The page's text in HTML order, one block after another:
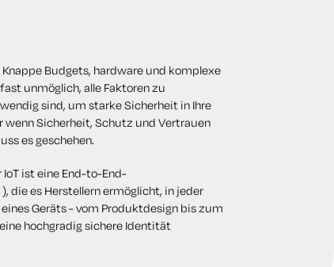
Knappe Budgets, hardware und komplexe
unmöglich, alle Faktoren zu
sind, um starke Sicherheit in Ihre
wenn Sicherheit, Schutz und Vertrauen
es geschehen.
ist eine End-to-End-
die es Herstellern ermöglicht, in jeder
Geräts - vom Produktdesign bis zum
hochgradig sichere Identität